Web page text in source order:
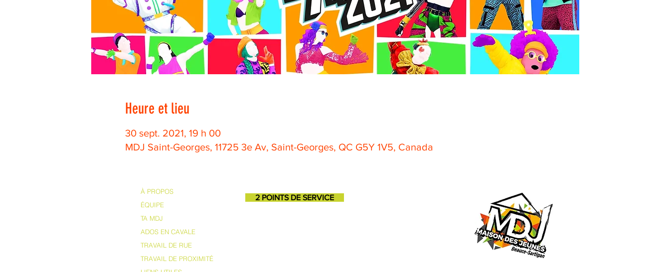
Heure et lieu
30 sept. 2021, 19 h 00
MDJ Saint-Georges, 11725 3e Av, Saint-Georges, QC G5Y 1V5, Canada
À PROPOS
ÉQUIPE
TA MDJ
ADOS EN CAVALE
TRAVAIL DE RUE
TRAVAIL DE PROXIMITÉ
2 POINTS DE SERVICE